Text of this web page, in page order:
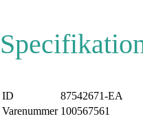
ID
87542671-EA
Varenummer 100567561